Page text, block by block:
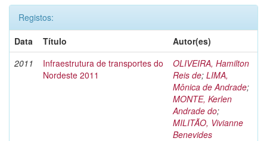
Registos:
Data
Título
Autor(es)
2011
Infraestrutura de transportes do
Nordeste 2011
OLIVEIRA, Hamilton
Reis de; LIMA,
Mônica de Andrade;
MONTE, Kerlen
Andrade do;
MILITÃO, Vivianne
Benevides